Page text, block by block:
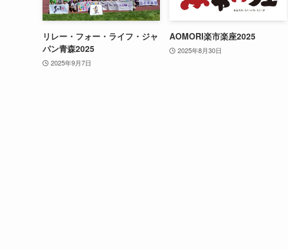
リレー・フォー・ライフ・ジャ
パン青森2025
2025年9月7日
AOMORI楽市楽座2025
2025年8月30日